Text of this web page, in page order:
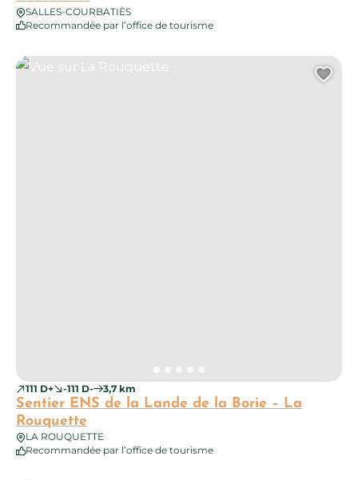
SALLES-COURBATIÈS
Recommandée par l’office de tourisme
111 D+ -111 D- 3,7 km
Sentier ENS de la Lande de la Borie – La
Rouquette
LA ROUQUETTE
Recommandée par l’office de tourisme
Vue sur La Rouquette